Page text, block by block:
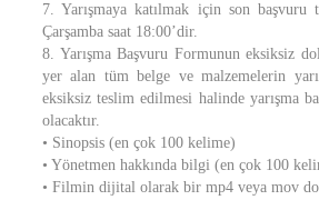
7. Yarışmaya katılmak için son başvuru
Çarşamba saat 18:00’dir.
8. Yarışma Başvuru Formunun eksiksiz
yer alan tüm belge ve malzemelerin
eksiksiz teslim edilmesi halinde yarışma
olacaktır.
• Sinopsis (en çok 100 kelime)
• Yönetmen hakkında bilgi (en çok 100
• Filmin dijital olarak bir mp4 veya mov